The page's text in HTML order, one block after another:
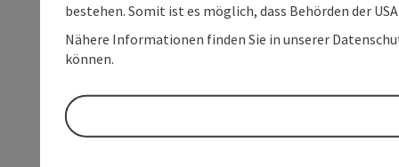
bestehen. Somit ist es möglich, dass Behörden der
Nähere Informationen finden Sie in unserer
können.